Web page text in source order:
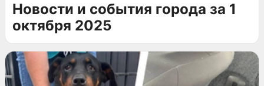
Новости и события города за 1
октября 2025